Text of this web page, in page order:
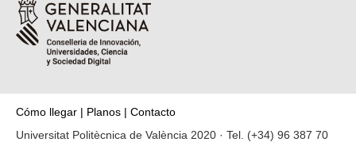
Cómo llegar | Planos | Contacto
Universitat Politècnica de València 2020 · Tel. (+34) 96 387 70